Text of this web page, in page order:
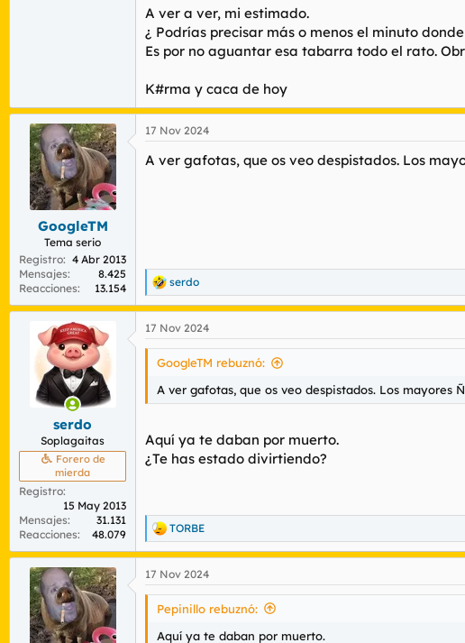
A ver a ver, mi estimado.
¿ Podrías precisar más o menos el minuto
Es por no aguantar esa tabarra todo el rato.
K#rma y caca de hoy
GoogleTM
Tema serio
Registro
4 Abr 2013
Mensajes
8.425
Reacciones
13.154
17 Nov 2024
A ver gafotas, que os veo despistados. Los
R
e
a
c
c
e
serdo
serdo
Soplagaitas
Forero de
mierda
Registro
15 May 2013
Mensajes
31.131
Reacciones
48.079
17 Nov 2024
GoogleTM rebuznó:
A ver gafotas, que os veo despistados. Los mayores
Aquí ya te daban por muerto.
¿Te has estado divirtiendo?
R
e
a
c
c
TORBE
17 Nov 2024
Pepinillo rebuznó:
Aquí ya te daban por muerto.